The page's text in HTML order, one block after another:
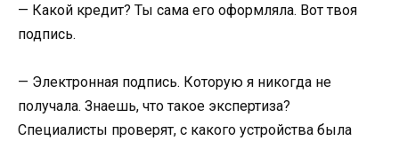
— Какой кредит? Ты сама его оформляла. Вот твоя
подпись.
— Электронная подпись. Которую я никогда не
получала. Знаешь, что такое экспертиза?
Специалисты проверят, с какого устройства была